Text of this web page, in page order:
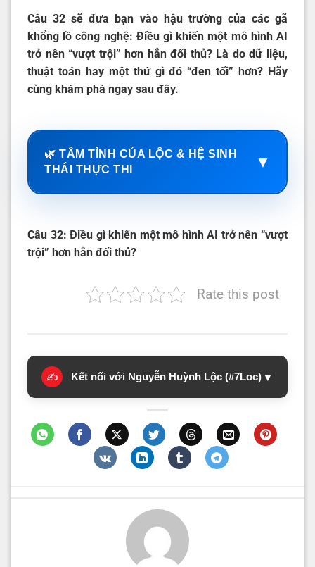
Câu 32 sẽ đưa bạn vào hậu trường của các gã
khổng lồ công nghệ: Điều gì khiến một mô hình AI
trở nên “vượt trội” hơn hẳn đối thủ? Là do dữ liệu,
thuật toán hay một thứ gì đó “đen tối” hơn? Hãy
cùng khám phá ngay sau đây.
🌿 TÂM TÌNH CỦA LỘC & HỆ SINH
THÁI THỰC THI
▼
Câu 32: Điều gì khiến một mô hình AI trở nên “vượt
trội” hơn hẳn đối thủ?
Rate this post
✍️ Kết nối với Nguyễn Huỳnh Lộc (#7Loc) ▼